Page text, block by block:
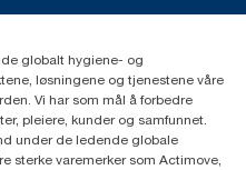
globalt hygiene- og
løsningene og tjenestene våre
Vi har som mål å forbedre
pleiere, kunder og samfunnet.
under de ledende globale
sterke varemerker som Actimove,